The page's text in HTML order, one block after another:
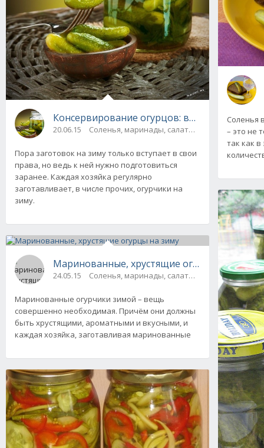
Консервирование огурцов: вкусные
20.06.15 Соленья, маринады, салаты, соте
Пора заготовок на зиму только вступает в свои
права, но ведь к ней нужно подготовиться
заранее. Каждая хозяйка регулярно
заготавливает, в числе прочих, огурчики на
зиму.
Маринованные, хрустящие огурцы на зиму
24.05.15 Соленья, маринады, салаты, соте
Маринованные огурчики зимой – вещь
совершенно необходимая. Причём они должны
быть хрустящими, ароматными и вкусными, и
каждая хозяйка, заготавливая маринованные
Соленья
– это не
так как в